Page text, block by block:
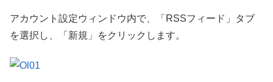
アカウント設定ウィンドウ内で、「RSSフィード」タブ
を選択し、「新規」をクリックします。